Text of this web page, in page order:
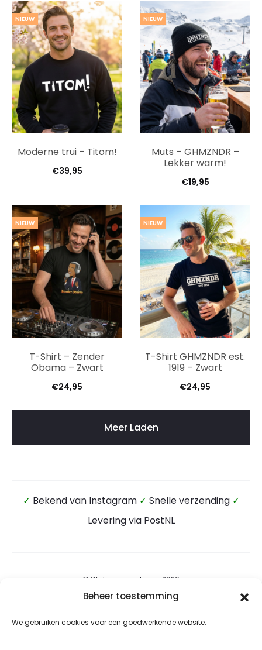
Beheer toestemming
We gebruiken cookies voor een goedwerkende website.
NIEUW
Moderne trui – Titom!
€39,95
NIEUW
Muts – GHMZNDR –
Lekker warm!
€19,95
NIEUW
T-Shirt – Zender
Obama – Zwart
€24,95
NIEUW
T-Shirt GHMZNDR est.
1919 – Zwart
€24,95
Meer Laden
✓ Bekend van Instagram ✓ Snelle verzending ✓
Levering via PostNL
© Wateensound.com 2026